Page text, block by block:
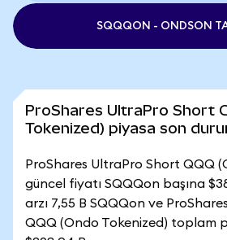
SQQQON - ONDSON
ProShares UltraPro Short
Tokenized) piyasa son
ProShares UltraPro Short QQQ
güncel fiyatı SQQQon başına
arzı 7,55 B SQQQon ve
QQQ (Ondo Tokenized) toplam